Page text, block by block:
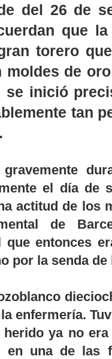
del 26 de
que
torero
moldes de
se inició
tan
el día de
actitud de los
de
que entonces
por la senda
enfermería.
ya no
en una de las